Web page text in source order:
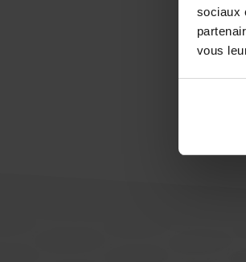
sociaux
vous